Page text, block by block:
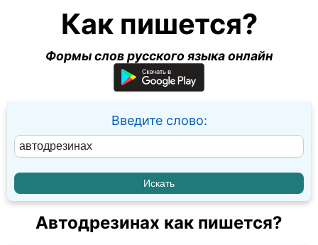
Как пишется?
Формы слов русского языка онлайн
Введите слово:
Автодрезинах как пишется?